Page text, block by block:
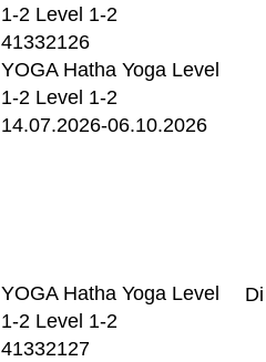
1-2 Level 1-2
41332126
YOGA Hatha Yoga Level
1-2 Level 1-2
14.07.2026-06.10.2026
YOGA Hatha Yoga Level
1-2 Level 1-2
41332127
Di